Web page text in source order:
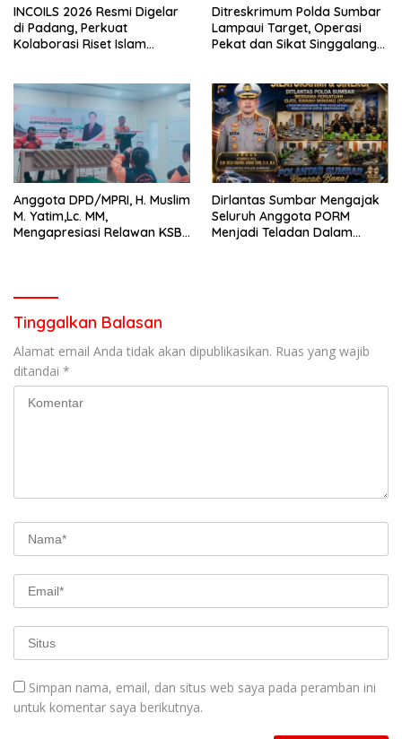
INCOILS 2026 Resmi Digelar
di Padang, Perkuat
Kolaborasi Riset Islam
Ditreskrimum Polda Sumbar
Lampaui Target, Operasi
Pekat dan Sikat Singgalang
Anggota DPD/MPRI, H. Muslim
M. Yatim,Lc. MM,
Mengapresiasi Relawan KSB
Dirlantas Sumbar Mengajak
Seluruh Anggota PORM
Menjadi Teladan Dalam
Tinggalkan Balasan
Alamat email Anda tidak akan dipublikasikan. Ruas yang wajib
ditandai *
Simpan nama, email, dan situs web saya pada peramban ini
untuk komentar saya berikutnya.